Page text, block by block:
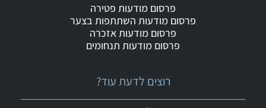
רוצים לדעת עוד?
פרסום מודעות פטירה
פרסום מודעות השתתפות בצער
פרסום מודעות אזכרה
פרסום מודעות תנחומים